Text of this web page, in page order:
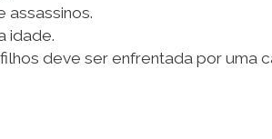
assassinos.
idade.
deve ser enfrentada por uma